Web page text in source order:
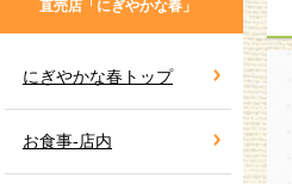
直売店「にぎやかな春」
にぎやかな春トップ
お食事-店内